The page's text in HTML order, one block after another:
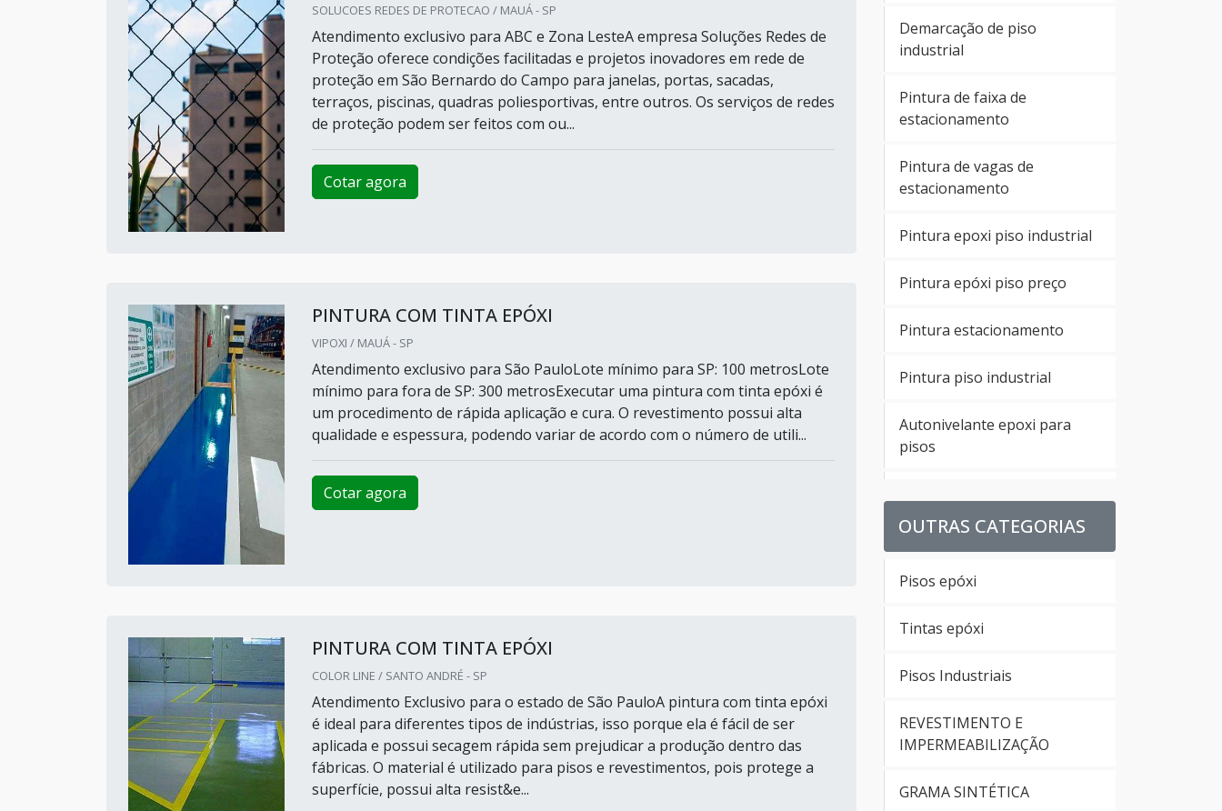
SOLUCOES REDES DE PROTECAO / MAUÁ - SP
Atendimento exclusivo para ABC e Zona LesteA empresa Soluções Redes de
Proteção oferece condições facilitadas e projetos inovadores em rede de
proteção em São Bernardo do Campo para janelas, portas, sacadas,
terraços, piscinas, quadras poliesportivas, entre outros. Os serviços de redes
de proteção podem ser feitos com ou...
Cotar agora
PINTURA COM TINTA EPÓXI
VIPOXI / MAUÁ - SP
Atendimento exclusivo para São PauloLote mínimo para SP: 100 metrosLote
mínimo para fora de SP: 300 metrosExecutar uma pintura com tinta epóxi é
um procedimento de rápida aplicação e cura. O revestimento possui alta
qualidade e espessura, podendo variar de acordo com o número de utili...
Cotar agora
PINTURA COM TINTA EPÓXI
COLOR LINE / SANTO ANDRÉ - SP
Atendimento Exclusivo para o estado de São PauloA pintura com tinta epóxi
é ideal para diferentes tipos de indústrias, isso porque ela é fácil de ser
aplicada e possui secagem rápida sem prejudicar a produção dentro das
fábricas. O material é utilizado para pisos e revestimentos, pois protege a
superfície, possui alta resist&e...
Demarcação de piso
industrial
Pintura de faixa de
estacionamento
Pintura de vagas de
estacionamento
Pintura epoxi piso industrial
Pintura epóxi piso preço
Pintura estacionamento
Pintura piso industrial
Autonivelante epoxi para
pisos
epoxi
poliesportiva preço
Pintura de epóxi para pisos
estacionamento
OUTRAS CATEGORIAS
Pisos epóxi
Tintas epóxi
Pisos Industriais
REVESTIMENTO E
IMPERMEABILIZAÇÃO
GRAMA SINTÉTICA